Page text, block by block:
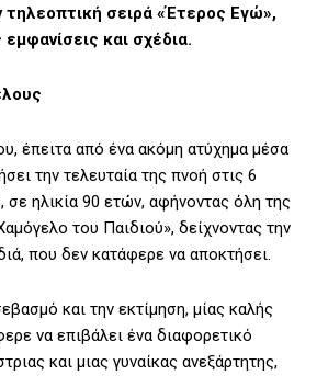
τηλεοπτική σειρά «Έτερος Εγώ»,
και σχέδια.
έπειτα από ένα ακόμη ατύχημα μέσα
την τελευταία της πνοή στις 6
ηλικία 90 ετών, αφήνοντας όλη της
του Παιδιού», δείχνοντας την
που δεν κατάφερε να αποκτήσει.
και την εκτίμηση, μίας καλής
να επιβάλει ένα διαφορετικό
και μιας γυναίκας ανεξάρτητης,